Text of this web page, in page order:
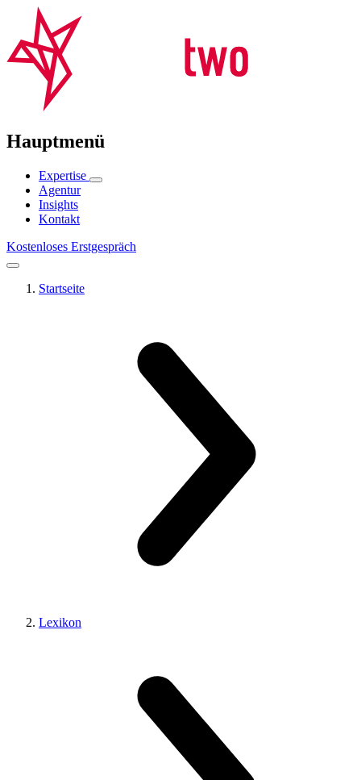
Hauptmenü
Expertise
Agentur
Insights
Kontakt
Kostenloses Erstgespräch
Startseite
Lexikon